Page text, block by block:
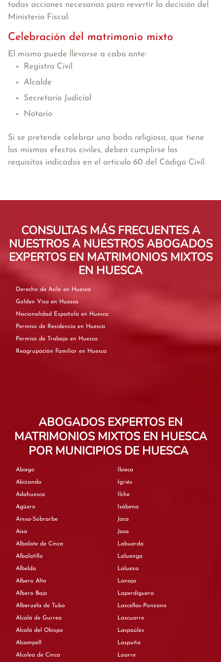
todas acciones necesarias para revertir la decisión del
Ministerio Fiscal.
Celebración del matrimonio mixto
El mismo puede llevarse a cabo ante:
Registro Civil
Alcalde
Secretario Judicial
Notario
Si se pretende celebrar una boda religiosa, que tiene
los mismos efectos civiles, deben cumplirse los
requisitos indicados en el artículo 60 del Código Civil.
CONSULTAS MÁS FRECUENTES A
NUESTROS A NUESTROS ABOGADOS
EXPERTOS EN MATRIMONIOS MIXTOS
EN HUESCA
Derecho de Asilo en Huesca
Golden Visa en Huesca
Nacionalidad Española en Huesca
Permiso de Residencia en Huesca
Permiso de Trabajo en Huesca
Reagrupación Familiar en Huesca
ABOGADOS EXPERTOS EN
MATRIMONIOS MIXTOS EN HUESCA
POR MUNICIPIOS DE HUESCA
Abiego
Abizanda
Adahuesca
Agüero
Aínsa-Sobrarbe
Aisa
Albalate de Cinca
Albalatillo
Albelda
Albero Alto
Albero Bajo
Alberuela de Tubo
Alcalá de Gurrea
Alcalá del Obispo
Alcampell
Alcolea de Cinca
Ibieca
Igriés
Ilche
Isábena
Jaca
Jasa
Labuerda
Laluenga
Lalueza
Lanaja
Laperdiguera
Lascellas-Ponzano
Lascuarre
Laspaúles
Laspuña
Loarre